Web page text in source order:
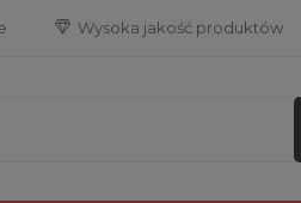
 Wysoka jakość produktów